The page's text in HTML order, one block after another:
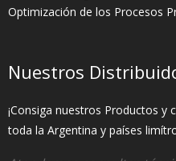
Optimización de los Procesos
Nuestros
¡Consiga nuestros Productos y
toda la Argentina y países